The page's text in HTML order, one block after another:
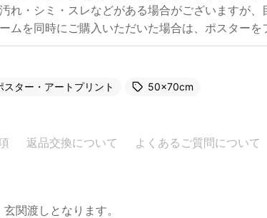
れ・シミ・スレなどがある場合がございますが
ムを同時にご購入いただいた場合は、ポスターを
スター・アートプリント 50×70cm
返品交換について よくあるご質問について
関渡しとなります。